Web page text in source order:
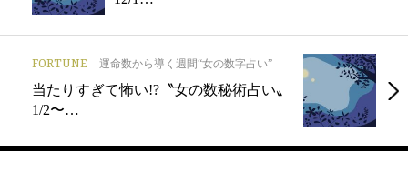
FORTUNE 運命数から導く週間“女の数字占い”
当たりすぎて怖い!?〝女の数秘術占い〟
1/2〜…